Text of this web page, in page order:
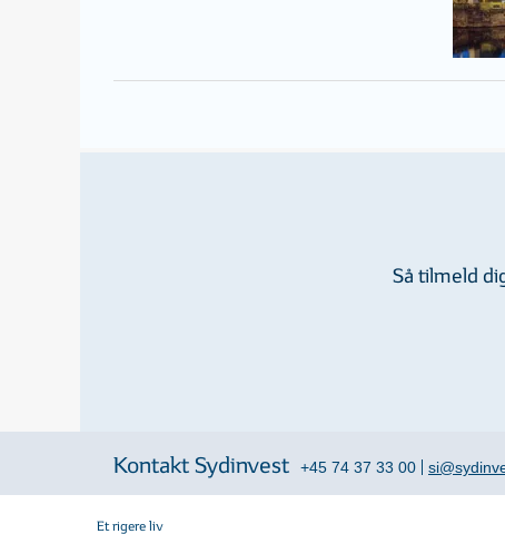
Så tilmeld
Kontakt Sydinvest +45 74 37 33 00
Et rigere liv